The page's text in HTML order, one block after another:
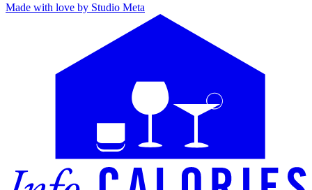
Made with love by Studio Meta